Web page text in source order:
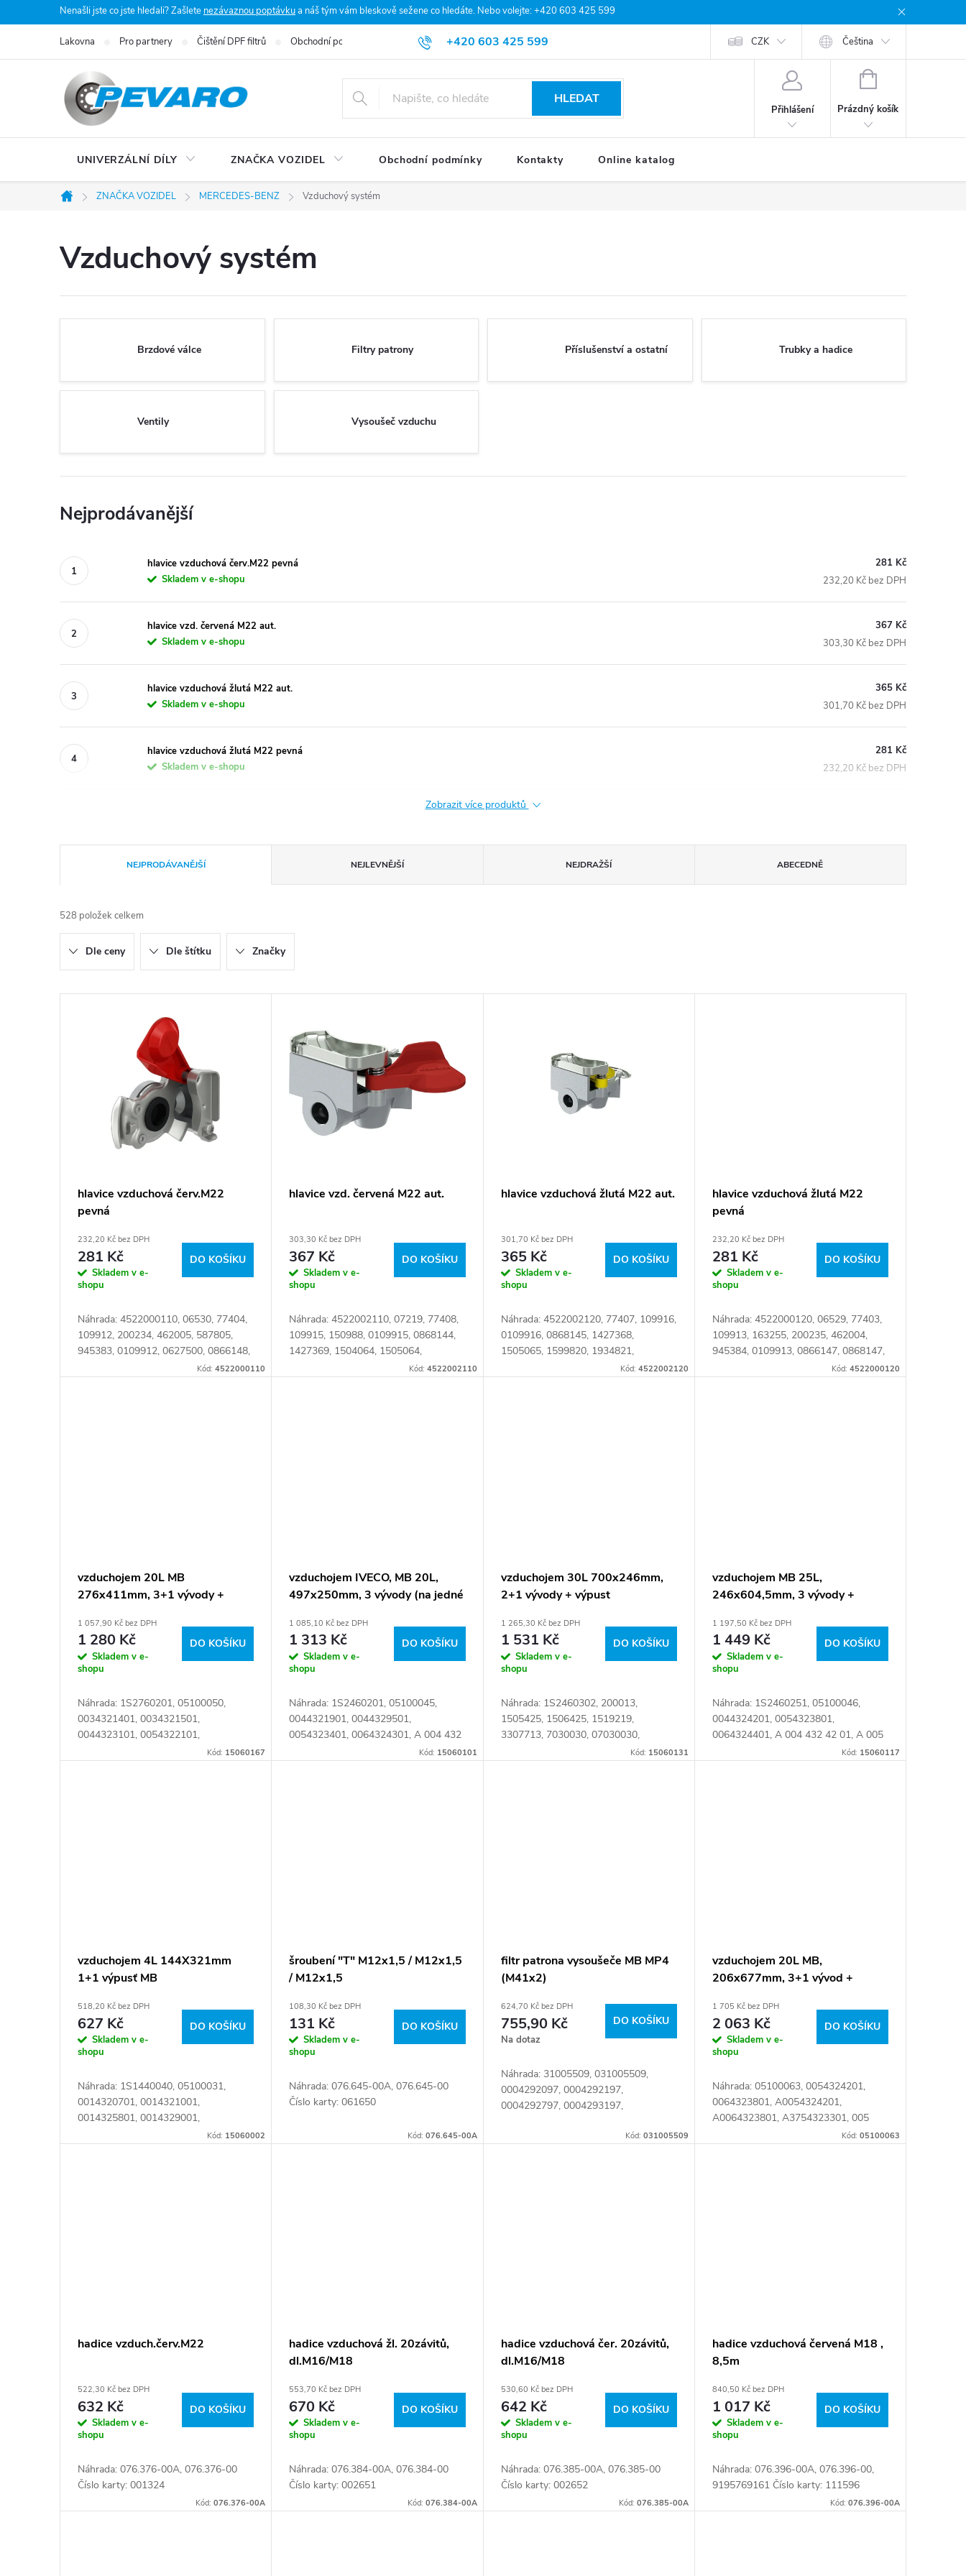
na
Nenašli jste co jste hledali? Zašlete nezávaznou poptávkua náš tým vám bleskově sežene co hledáte. Nebo volejte: +420 603 425 599
+420 603 425 599
Lakovna Pro partnery Čištění DPF filtrů Obchodní podmínky Podmínky ochrany osobních údajů CZK Čeština
HLEDAT
Přihlášení
NÁKUPNÍ
Prázdný košík
UNIVERZÁLNÍ DÍLY ZNAČKA VOZIDEL Obchodní podmínky Kontakty Online katalog
Domů
ZNAČKA VOZIDEL MERCEDES-BENZ Vzduchový systém
Vzduchový systém
Brzdové válce Filtry patrony Příslušenství a ostatní Trubky a hadice
Ventily Vysoušeč vzduchu
Nejprodávanější
hlavice vzduchová červ.M22 pevná
Skladem v e-shopu
281 Kč
232,20 Kč bez DPH
hlavice vzd. červená M22 aut.
Skladem v e-shopu
367 Kč
303,30 Kč bez DPH
hlavice vzduchová žlutá M22 aut.
Skladem v e-shopu
365 Kč
301,70 Kč bez DPH
hlavice vzduchová žlutá M22 pevná
Skladem v e-shopu
281 Kč
232,20 Kč bez DPH
Zobrazit více produktů
a
z
e
n
NEJPRODÁVANĚJŠÍ NEJLEVNĚJŠÍ NEJDRAŽŠÍ ABECEDNĚ
528 položek celkem
Dle ceny Dle štítku Značky
k
hlavice vzduchová červ.M22
pevná
232,20 Kč bez DPH
281 Kč
Skladem v e-
shopu
DO KOŠÍKU
Náhrada: 4522000110, 06530, 77404,
109912, 200234, 462005, 587805,
945383, 0109912, 0627500, 0866148,
1912319, 2519879, 6001401,
Kód:4522000110
hlavice vzd. červená M22 aut.
303,30 Kč bez DPH
367 Kč
Skladem v e-
shopu
DO KOŠÍKU
Náhrada: 4522002110, 07219, 77408,
109915, 150988, 0109915, 0868144,
1427369, 1504064, 1505064,
1599819, 4680365, 6001405,
Kód: 4522002110
hlavice vzduchová žlutá M22 aut.
301,70 Kč bez DPH
365 Kč
Skladem v e-
shopu
DO KOŠÍKU
Náhrada: 4522002120, 77407, 109916,
0109916, 0868145, 1427368,
1505065, 1599820, 1934821,
4680366, 6001406, 8410805,
Kód: 4522002120
hlavice vzduchová žlutá M22
pevná
232,20 Kč bez DPH
281 Kč
Skladem v e-
shopu
DO KOŠÍKU
Náhrada: 4522000120, 06529, 77403,
109913, 163255, 200235, 462004,
945384, 0109913, 0866147, 0868147,
1912320, 6001402, 9453840,
Kód: 4522000120
vzduchojem 20L MB
276x411mm, 3+1 vývody +
1 057,90 Kč bez DPH
1 280 Kč
Skladem v e-
shopu
DO KOŠÍKU
Náhrada: 1S2760201, 05100050,
0034321401, 0034321501,
0044323101, 0054322101,
0054323601, A 003 432 15 01, A 004
Kód: 15060167
vzduchojem IVECO, MB 20L,
497x250mm, 3 vývody (na jedné
1 085,10 Kč bez DPH
1 313 Kč
Skladem v e-
shopu
DO KOŠÍKU
Náhrada: 1S2460201, 05100045,
0044321901, 0044329501,
0054323401, 0064324301, A 004 432
Kód: 15060101
vzduchojem 30L 700x246mm,
2+1 vývody + výpust
1 265,30 Kč bez DPH
1 531 Kč
Skladem v e-
shopu
DO KOŠÍKU
Náhrada: 1S2460302, 200013,
1505425, 1506425, 1519219,
3307713, 7030030, 07030030,
11018669, 20286152, 42551266,
Kód: 15060131
vzduchojem MB 25L,
246x604,5mm, 3 vývody +
1 197,50 Kč bez DPH
1 449 Kč
Skladem v e-
shopu
DO KOŠÍKU
Náhrada: 1S2460251, 05100046,
0044324201, 0054323801,
0064324401, A 004 432 42 01, A 005
Kód: 15060117
vzduchojem 4L 144X321mm
1+1 výpusť MB
518,20 Kč bez DPH
627 Kč
Skladem v e-
shopu
DO KOŠÍKU
Náhrada: 1S1440040, 05100031,
0014320701, 0014321001,
0014325801, 0014329001,
Kód: 15060002
šroubení "T" M12x1,5 / M12x1,5
/ M12x1,5
108,30 Kč bez DPH
131 Kč
Skladem v e-
shopu
DO KOŠÍKU
Náhrada: 076.645-00A, 076.645-00
Číslo karty: 061650
Kód: 076.645-00A
filtr patrona vysoušeče MB MP4
(M41x2)
624,70 Kč bez DPH
755,90 Kč
Na dotaz
DO KOŠÍKU
Náhrada: 31005509, 031005509,
0004292097, 0004292197,
0004292797, 0004293197,
A0004292797, A0004293197,
Kód: 031005509
vzduchojem 20L MB,
206x677mm, 3+1 vývod +
1 705 Kč bez DPH
2 063 Kč
Skladem v e-
shopu
DO KOŠÍKU
Náhrada: 05100063, 0054324201,
0064323801, A0054324201,
A0064323801, A3754323301, 005
432 42 01, 005 432 4201, 006 432 38
Kód: 05100063
hadice vzduch.červ.M22
522,30 Kč bez DPH
632 Kč
Skladem v e-
shopu
DO KOŠÍKU
Náhrada: 076.376-00A, 076.376-00
Číslo karty: 001324
Kód:076.376-00A
hadice vzduchová žl. 20závitů,
dl.M16/M18
553,70 Kč bez DPH
670 Kč
Skladem v e-
shopu
DO KOŠÍKU
Náhrada: 076.384-00A, 076.384-00
Číslo karty: 002651
Kód: 076.384-00A
hadice vzduchová čer. 20závitů,
dl.M16/M18
530,60 Kč bez DPH
642 Kč
Skladem v e-
shopu
DO KOŠÍKU
Náhrada: 076.385-00A, 076.385-00
Číslo karty: 002652
Kód: 076.385-00A
hadice vzduchová červená M18 ,
8,5m
840,50 Kč bez DPH
1 017 Kč
Skladem v e-
shopu
DO KOŠÍKU
Náhrada: 076.396-00A, 076.396-00,
9195769161 Číslo karty: 111596
Kód: 076.396-00A